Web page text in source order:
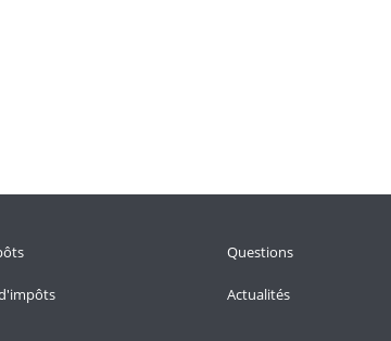
Questions
Actualités